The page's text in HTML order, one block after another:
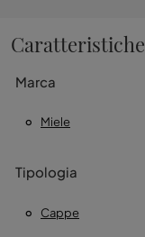
Caratteristiche
Marca
Miele
Tipologia
Cappe